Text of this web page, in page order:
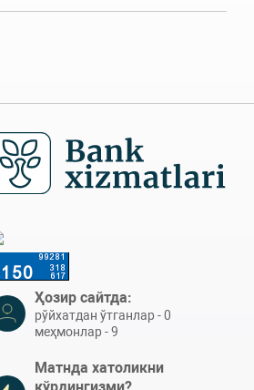
Ҳозир сайтда:
рўйхатдан ўтганлар - 0
меҳмонлар - 9
Матнда хатоликни